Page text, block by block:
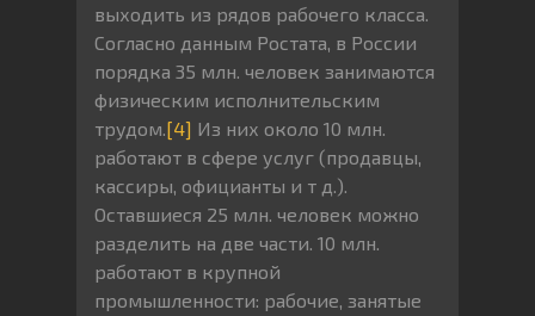
выходить из рядов рабочего класса.
Согласно данным Ростата, в России
порядка 35 млн. человек занимаются
физическим исполнительским
трудом.[4] Из них около 10 млн.
работают в сфере услуг (продавцы,
кассиры, официанты и т д.).
Оставшиеся 25 млн. человек можно
разделить на две части. 10 млн.
работают в крупной
промышленности: рабочие, занятые